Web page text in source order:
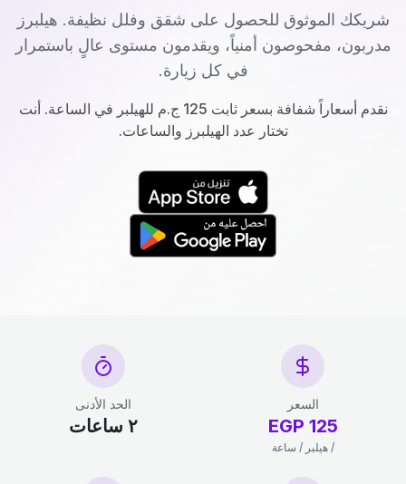
شريكك الموثوق للحصول على شقق وفلل نظيفة. هيلبرز
مدربون، مفحوصون أمنياً، ويقدمون مستوى عالٍ باستمرار
في كل زيارة.
نقدم أسعاراً شفافة بسعر ثابت 125 ج.م للهيلبر في الساعة. أنت
تختار عدد الهيلبرز والساعات.
السعر
125 EGP
/ هيلبر / ساعة
الحد الأدنى
٢ ساعات